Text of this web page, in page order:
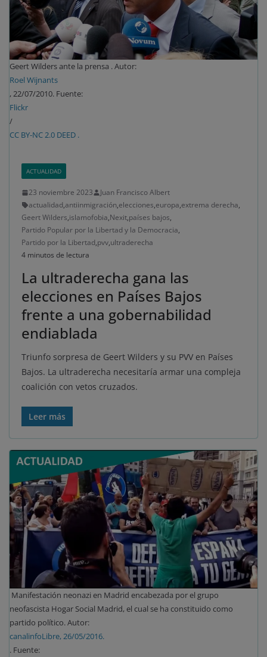
Geert Wilders ante la prensa . Autor:
Roel Wijnants
, 22/07/2010. Fuente:
Flickr
/
CC BY-NC 2.0 DEED .
ACTUALIDAD
23 noviembre 2023
Juan Francisco Albert
actualidad,antiinmigración,elecciones,europa,extrema derecha,
Geert Wilders,islamofobia,Nexit,países bajos,
Partido Popular por la Libertad y la Democracia,
Partido por la Libertad,pvv,ultraderecha
4 minutos de lectura
La ultraderecha gana las
elecciones en Países Bajos
frente a una gobernabilidad
endiablada
Triunfo sorpresa de Geert Wilders y su PVV en Países
Bajos. La ultraderecha necesitaría armar una compleja
coalición con vetos cruzados.
Leer más
Manifestación neonazi en Madrid encabezada por el grupo
neofascista Hogar Social Madrid, el cual se ha constituido como
partido político. Autor:
canalinfoLibre, 26/05/2016.
. Fuente: